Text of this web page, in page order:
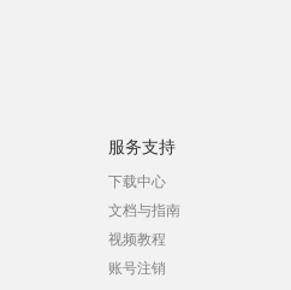
服务支持
下载中心
文档与指南
视频教程
账号注销